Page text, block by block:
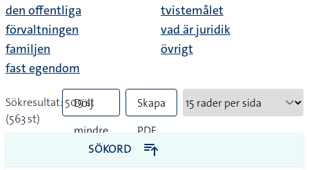
den offentliga
förvaltningen
familjen
fast egendom
tvistemålet
vad är juridik
övrigt
Sökresultat: 509 st
(563 st)
Dölj
mindre
Skapa
PDF
SÖKORD